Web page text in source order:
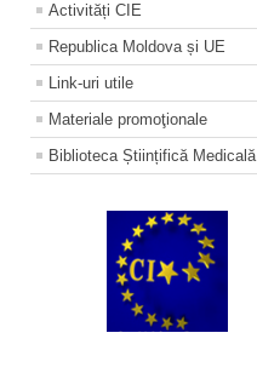
Activități CIE
Republica Moldova și UE
Link-uri utile
Materiale promoţionale
Biblioteca Științifică Medicală